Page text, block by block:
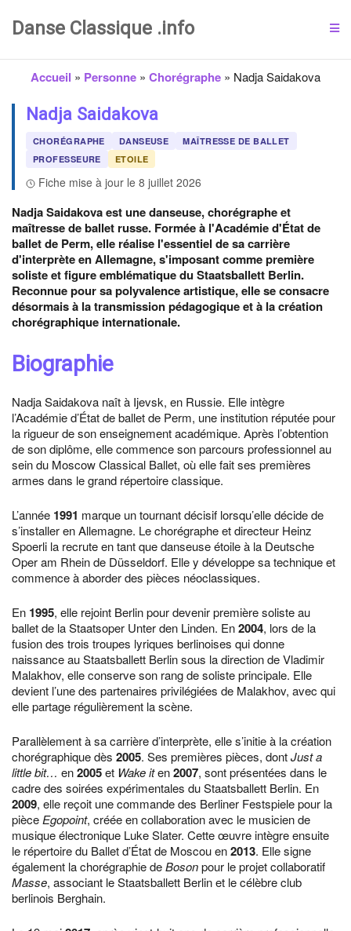
Danse Classique .info
Accueil » Personne » Chorégraphe » Nadja Saidakova
Nadja Saidakova
CHORÉGRAPHE DANSEUSE
MAÎTRESSE DE BALLET
PROFESSEURE
ETOILE
Fiche mise à jour le 8 juillet 2026
Nadja Saidakova est une danseuse, chorégraphe et
maîtresse de ballet russe. Formée à l'Académie d'État de
ballet de Perm, elle réalise l'essentiel de sa carrière
d'interprète en Allemagne, s'imposant comme première
soliste et figure emblématique du Staatsballett Berlin.
Reconnue pour sa polyvalence artistique, elle se consacre
désormais à la transmission pédagogique et à la création
chorégraphique internationale.
Biographie
Nadja Saidakova naît à Ijevsk, en Russie. Elle intègre
l’Académie d’État de ballet de Perm, une institution réputée pour
la rigueur de son enseignement académique. Après l’obtention
de son diplôme, elle commence son parcours professionnel au
sein du Moscow Classical Ballet, où elle fait ses premières
armes dans le grand répertoire classique.
L’année 1991 marque un tournant décisif lorsqu’elle décide de
s’installer en Allemagne. Le chorégraphe et directeur Heinz
Spoerli la recrute en tant que danseuse étoile à la Deutsche
Oper am Rhein de Düsseldorf. Elle y développe sa technique et
commence à aborder des pièces néoclassiques.
En 1995, elle rejoint Berlin pour devenir première soliste au
ballet de la Staatsoper Unter den Linden. En2004, lors de la
fusion des trois troupes lyriques berlinoises qui donne
naissance au Staatsballett Berlin sous la direction de Vladimir
Malakhov, elle conserve son rang de soliste principale. Elle
devient l’une des partenaires privilégiées de Malakhov, avec qui
elle partage régulièrement la scène.
Parallèlement à sa carrière d’interprète, elle s’initie à la création
chorégraphique dès 2005. Ses premières pièces, dontJust a
little bit… en2005et Wake iten2007, sont présentées dans le
cadre des soirées expérimentales du Staatsballett Berlin. En
2009, elle reçoit une commande des Berliner Festspiele pour la
pièce Egopoint, créée en collaboration avec le musicien de
musique électronique Luke Slater. Cette œuvre intègre ensuite
le répertoire du Ballet d’État de Moscou en2013. Elle signe
également la chorégraphie deBosonpour le projet collaboratif
Masse, associant le Staatsballett Berlin et le célèbre club
berlinois Berghain.